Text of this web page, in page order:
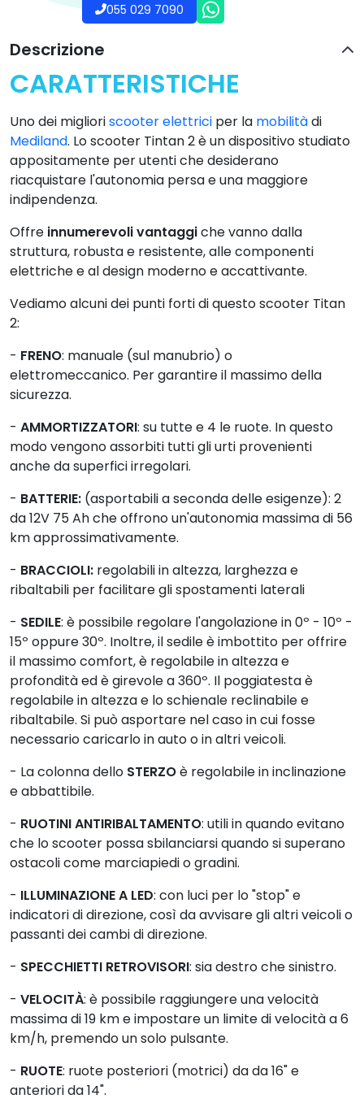
055 029 7090
Descrizione
CARATTERISTICHE
Uno dei miglioriscooter elettrici per la mobilitàdi
Mediland. Lo scooter Tintan 2 è un dispositivo studiato
appositamente per utenti che desiderano
riacquistare l'autonomia persa e una maggiore
indipendenza.
Offre innumerevoli vantaggiche vanno dalla
struttura, robusta e resistente, alle componenti
elettriche e al design moderno e accattivante.
Vediamo alcuni dei punti forti di questo scooter Titan
2:
- FRENO: manuale (sul manubrio) o
elettromeccanico. Per garantire il massimo della
sicurezza.
- AMMORTIZZATORI: su tutte e 4 le ruote. In questo
modo vengono assorbiti tutti gli urti provenienti
anche da superfici irregolari.
- BATTERIE: (asportabili a seconda delle esigenze): 2
da 12V 75 Ah che offrono un'autonomia massima di 56
km approssimativamente.
- BRACCIOLI: regolabili in altezza, larghezza e
ribaltabili per facilitare gli spostamenti laterali
- SEDILE: è possibile regolare l'angolazione in 0º - 10º -
15º oppure 30º. Inoltre, il sedile è imbottito per offrire
il massimo comfort, è regolabile in altezza e
profondità ed è girevole a 360º. Il poggiatesta è
regolabile in altezza e lo schienale reclinabile e
ribaltabile. Si può asportare nel caso in cui fosse
necessario caricarlo in auto o in altri veicoli.
- La colonna dello STERZOè regolabile in inclinazione
e abbattibile.
- RUOTINI ANTIRIBALTAMENTO: utili in quando evitano
che lo scooter possa sbilanciarsi quando si superano
ostacoli come marciapiedi o gradini.
- ILLUMINAZIONE A LED: con luci per lo "stop" e
indicatori di direzione, così da avvisare gli altri veicoli o
passanti dei cambi di direzione.
- SPECCHIETTI RETROVISORI: sia destro che sinistro.
- VELOCITÀ: è possibile raggiungere una velocità
massima di 19 km e impostare un limite di velocità a 6
km/h, premendo un solo pulsante.
- RUOTE: ruote posteriori (motrici) da da 16" e
anteriori da 14".